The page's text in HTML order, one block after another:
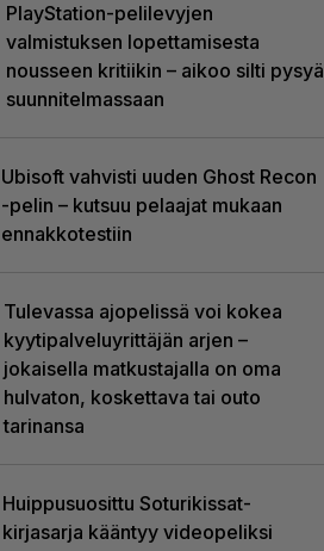
PlayStation-pelilevyjen
valmistuksen lopettamisesta
nousseen kritiikin – aikoo silti pysyä
suunnitelmassaan
Ubisoft vahvisti uuden Ghost Recon
-pelin – kutsuu pelaajat mukaan
ennakkotestiin
Tulevassa ajopelissä voi kokea
kyytipalveluyrittäjän arjen –
jokaisella matkustajalla on oma
hulvaton, koskettava tai outo
tarinansa
Huippusuosittu Soturikissat-
kirjasarja kääntyy videopeliksi